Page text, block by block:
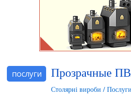
послуги Прозрачные
Столярні вироби / Послуги